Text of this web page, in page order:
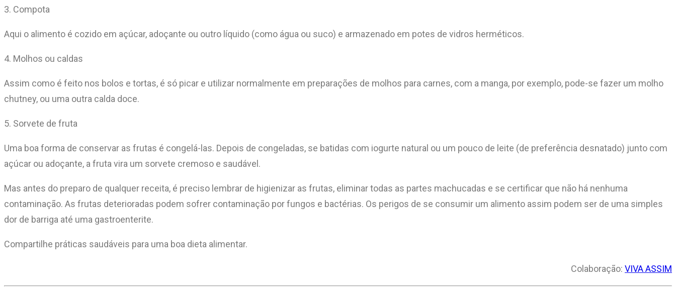
3. Compota
Aqui o alimento é cozido em açúcar, adoçante ou outro líquido (como água ou suco) e armazenado em potes de vidros herméticos.
4. Molhos ou caldas
Assim como é feito nos bolos e tortas, é só picar e utilizar normalmente em preparações de molhos para carnes, com a manga, por exemplo, pode-se fazer um molho
chutney, ou uma outra calda doce.
5. Sorvete de fruta
Uma boa forma de conservar as frutas é congelá-las. Depois de congeladas, se batidas com iogurte natural ou um pouco de leite (de preferência desnatado) junto com
açúcar ou adoçante, a fruta vira um sorvete cremoso e saudável.
Mas antes do preparo de qualquer receita, é preciso lembrar de higienizar as frutas, eliminar todas as partes machucadas e se certificar que não há nenhuma
contaminação. As frutas deterioradas podem sofrer contaminação por fungos e bactérias. Os perigos de se consumir um alimento assim podem ser de uma simples
dor de barriga até uma gastroenterite.
Compartilhe práticas saudáveis para uma boa dieta alimentar.
Colaboração: VIVA ASSIM